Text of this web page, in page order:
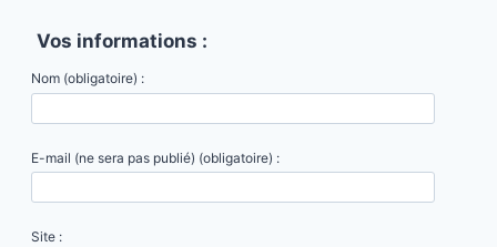
Vos informations :
Nom (obligatoire) :
E-mail (ne sera pas publié) (obligatoire) :
Site :